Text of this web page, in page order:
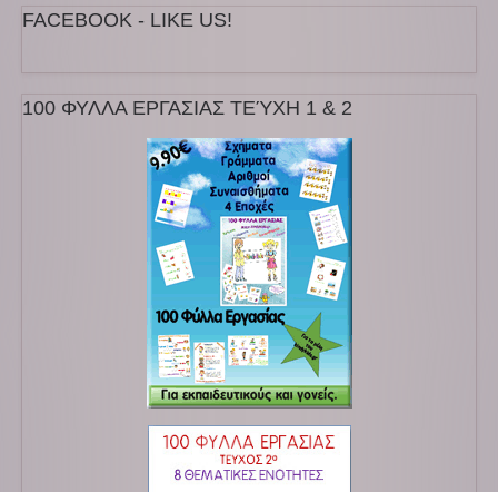
FACEBOOK - LIKE US!
100 ΦΥΛΛΑ ΕΡΓΑΣΙΑΣ ΤΕΎΧΗ 1 & 2